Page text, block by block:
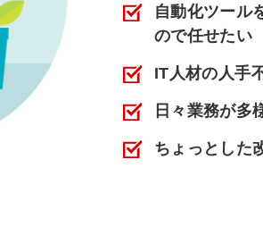
自動化ツール
ので任せたい
IT人材の人手
日々業務が多
ちょっとした